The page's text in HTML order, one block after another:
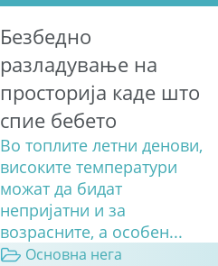
Безбедно
разладување на
просторија каде што
спие бебето
Во топлите летни денови,
високите температури
можат да бидат
непријатни и за
возрасните, а особен...
Основна нега